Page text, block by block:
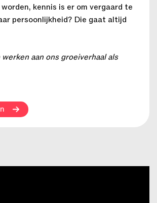
kennis is er om vergaard te
persoonlijkheid? Die gaat altijd
aan ons groeiverhaal als